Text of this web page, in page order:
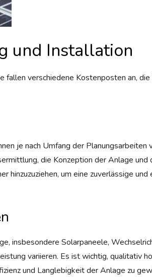
und Installation
fallen verschiedene Kostenposten an,
je nach Umfang der Planungsarbeiten
die Konzeption der Anlage und
hinzuzuziehen, um eine zuverlässige
insbesondere Solarpaneele,
variieren. Es ist wichtig, qualitativ
und Langlebigkeit der Anlage zu